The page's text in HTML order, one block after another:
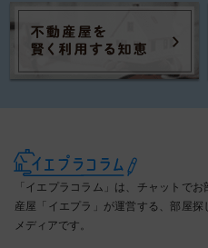
「イエプラコラム」は、チャットで
産屋「イエプラ」が運営する、部屋
メディアです。